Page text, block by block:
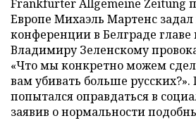
Frankfurter Allgemeine Zeitung
Европе Михаэль Мартенс задал
конференции в Белграде
Владимиру Зеленскому
«Что мы конкретно можем
вам убивать больше
попытался оправдаться в
заявив о нормальности